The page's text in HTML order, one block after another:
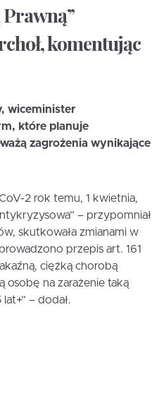
komentując
wiceminister
które planuje
zagrożenia wynikające
2 rok temu, 1 kwietnia,
– przypomniał
skutkowała zmianami w
przepis art. 161
ciężką chorobą
osobę na zarażenie taką
– dodał.